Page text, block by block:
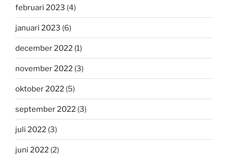
februari 2023 (4)
januari 2023 (6)
december 2022 (1)
november 2022 (3)
oktober 2022 (5)
september 2022 (3)
juli 2022 (3)
juni 2022 (2)